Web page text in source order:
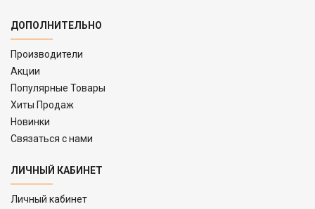
ДОПОЛНИТЕЛЬНО
Производители
Акции
Популярные Товары
Хиты Продаж
Новинки
Связаться с нами
ЛИЧНЫЙ КАБИНЕТ
Личный кабинет